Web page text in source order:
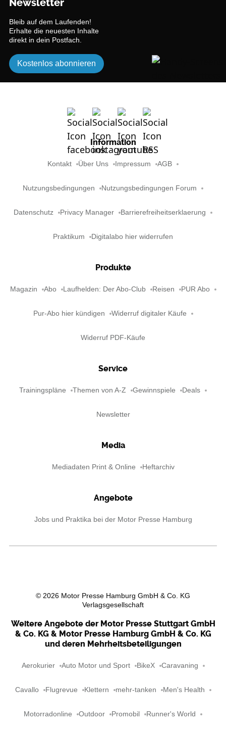
Bleib auf dem Laufenden!
Erhalte die neuesten Inhalte
direkt in dein Postfach.
Kostenlos abonnieren
Information
Kontakt Über Uns Impressum AGB
Nutzungsbedingungen Nutzungsbedingungen Forum
Datenschutz Privacy Manager Barrierefreiheitserklaerung
Praktikum Digitalabo hier widerrufen
Produkte
Magazin Abo Laufhelden: Der Abo-Club Reisen PUR Abo
Pur-Abo hier kündigen Widerruf digitaler Käufe
Widerruf PDF-Käufe
Service
Trainingspläne Themen von A-Z Gewinnspiele Deals
Newsletter
Media
Mediadaten Print & Online Heftarchiv
Angebote
Jobs und Praktika bei der Motor Presse Hamburg
© 2026 Motor Presse Hamburg GmbH & Co. KG
Verlagsgesellschaft
Weitere Angebote der Motor Presse Stuttgart GmbH
& Co. KG & Motor Presse Hamburg GmbH & Co. KG
und deren Mehrheitsbeteiligungen
Aerokurier Auto Motor und Sport BikeX Caravaning
Cavallo Flugrevue Klettern mehr-tanken Men's Health
Motorradonline Outdoor Promobil Runner's World